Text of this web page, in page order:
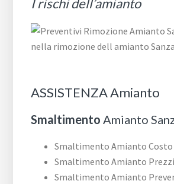
I rischi dell’amianto
ASSISTENZA Amianto
Smaltimento Amianto
Smaltimento Amianto Costo
Smaltimento Amianto Prezzi
Smaltimento Amianto